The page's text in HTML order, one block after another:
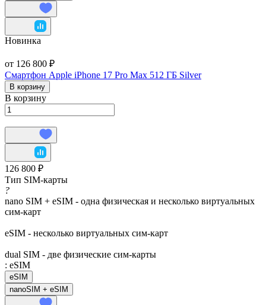
Новинка
от 126 800 ₽
Смартфон Apple iPhone 17 Pro Max 512 ГБ Silver
В корзину
В корзину
126 800 ₽
Тип SIM-карты
?
nano SIM + eSIM - одна физическая и несколько виртуальных
сим-карт
eSIM - несколько виртуальных сим-карт
dual SIM - две физические сим-карты
: eSIM
eSIM
nanoSIM + eSIM